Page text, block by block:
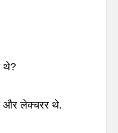
थे?
और लेक्चरर थे.